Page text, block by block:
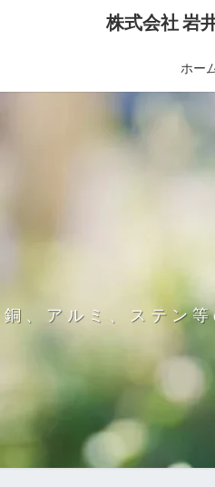
株式会社 岩
ホー
銅、アルミ、ステン